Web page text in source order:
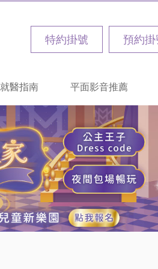
預約掛
特約掛號
就醫指南 平面影音推薦